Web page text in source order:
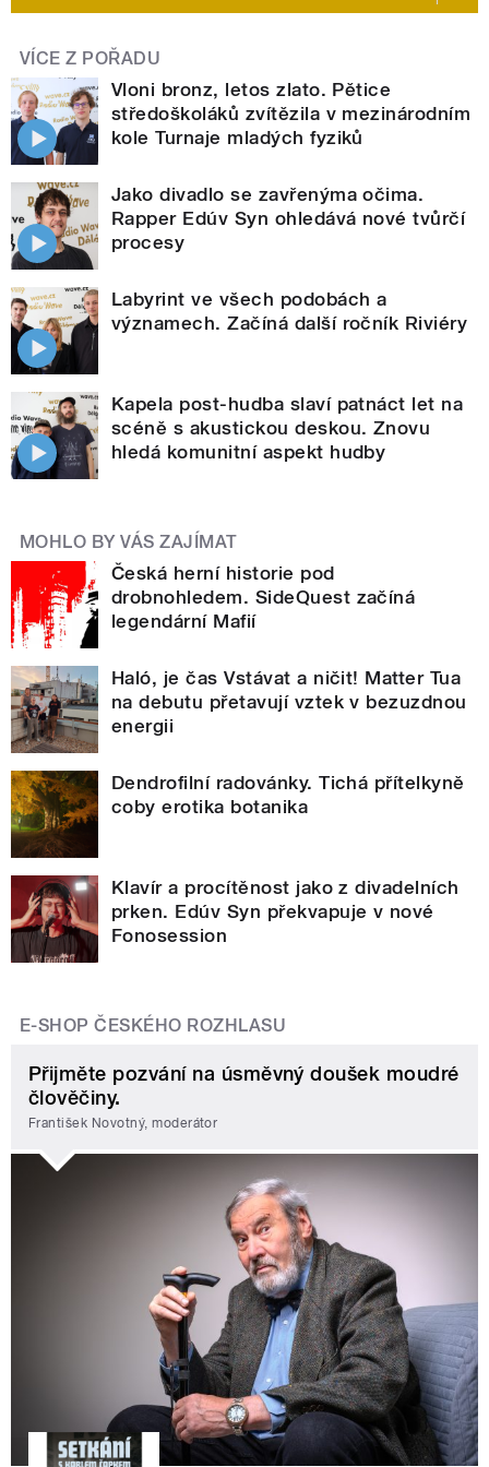
VÍCE Z POŘADU
Vloni bronz, letos zlato. Pětice
středoškoláků zvítězila v mezinárodním
kole Turnaje mladých fyziků
Jako divadlo se zavřenýma očima.
Rapper Edúv Syn ohledává nové tvůrčí
procesy
Labyrint ve všech podobách a
významech. Začíná další ročník Riviéry
Kapela post-hudba slaví patnáct let na
scéně s akustickou deskou. Znovu
hledá komunitní aspekt hudby
MOHLO BY VÁS ZAJÍMAT
Česká herní historie pod
drobnohledem. SideQuest začíná
legendární Mafií
Haló, je čas Vstávat a ničit! Matter Tua
na debutu přetavují vztek v bezuzdnou
energii
Dendrofilní radovánky. Tichá přítelkyně
coby erotika botanika
Klavír a procítěnost jako z divadelních
prken. Edúv Syn překvapuje v nové
Fonosession
E-SHOP ČESKÉHO ROZHLASU
Přijměte pozvání na úsměvný doušek moudré
člověčiny.
František Novotný, moderátor